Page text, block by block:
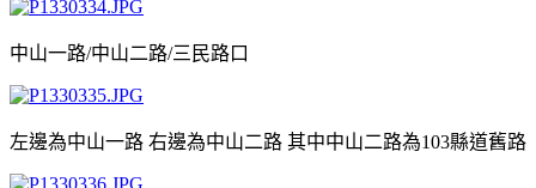
中山一路/中山二路/三民路口
左邊為中山一路 右邊為中山二路 其中中山二路為103縣道舊路